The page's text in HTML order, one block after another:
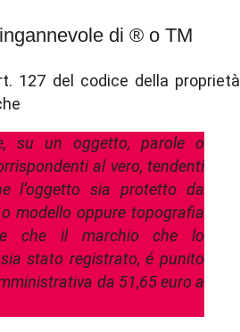
di ® o TM
127 del codice della proprietà
su un oggetto, parole o
al vero, tendenti
l’oggetto sia protetto da
modello oppure topografia
che il marchio che lo
stato registrato, é punito
da 51,65 euro a